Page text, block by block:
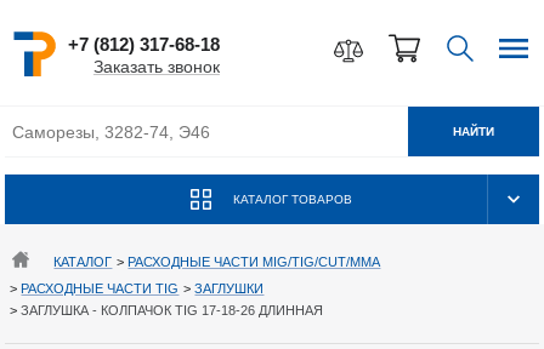
+7 (812) 317-68-18
Заказать звонок
КАТАЛОГ ТОВАРОВ
НАЙТИ
КАТАЛОГ >РАСХОДНЫЕ ЧАСТИ MIG/TIG/CUT/MMA
>РАСХОДНЫЕ ЧАСТИ TIG >ЗАГЛУШКИ
>ЗАГЛУШКА - КОЛПАЧОК TIG 17-18-26 ДЛИННАЯ